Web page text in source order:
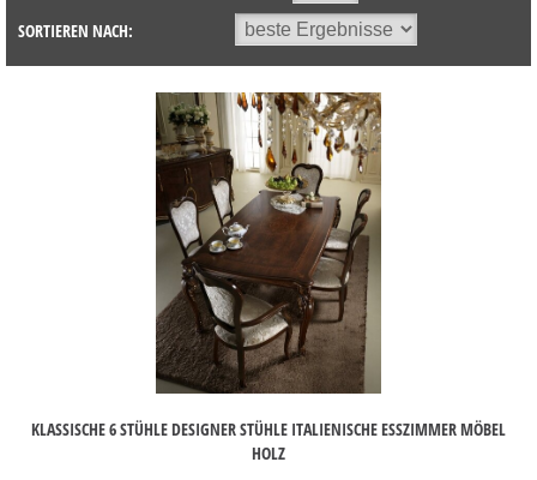
SORTIEREN NACH:
KLASSISCHE 6 STÜHLE DESIGNER STÜHLE ITALIENISCHE ESSZIMMER MÖBEL
HOLZ